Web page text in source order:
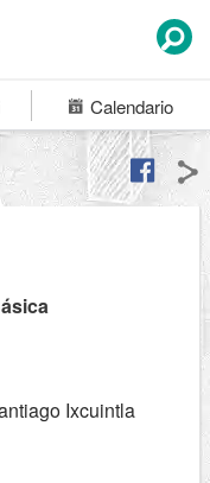
Calendario
Ixcuintla